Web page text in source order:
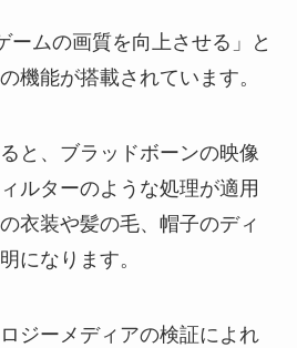
ームの画質を向上させる」と
機能が搭載されています。
と、ブラッドボーンの映像
ルターのような処理が適用
衣装や髪の毛、帽子のディ
になります。
ジーメディアの検証によれ